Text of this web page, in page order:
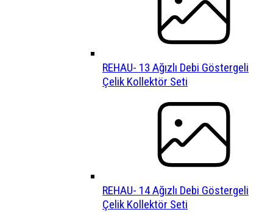
REHAU- 13 Ağızlı Debi Göstergeli
Çelik Kollektör Seti
REHAU- 14 Ağızlı Debi Göstergeli
Çelik Kollektör Seti